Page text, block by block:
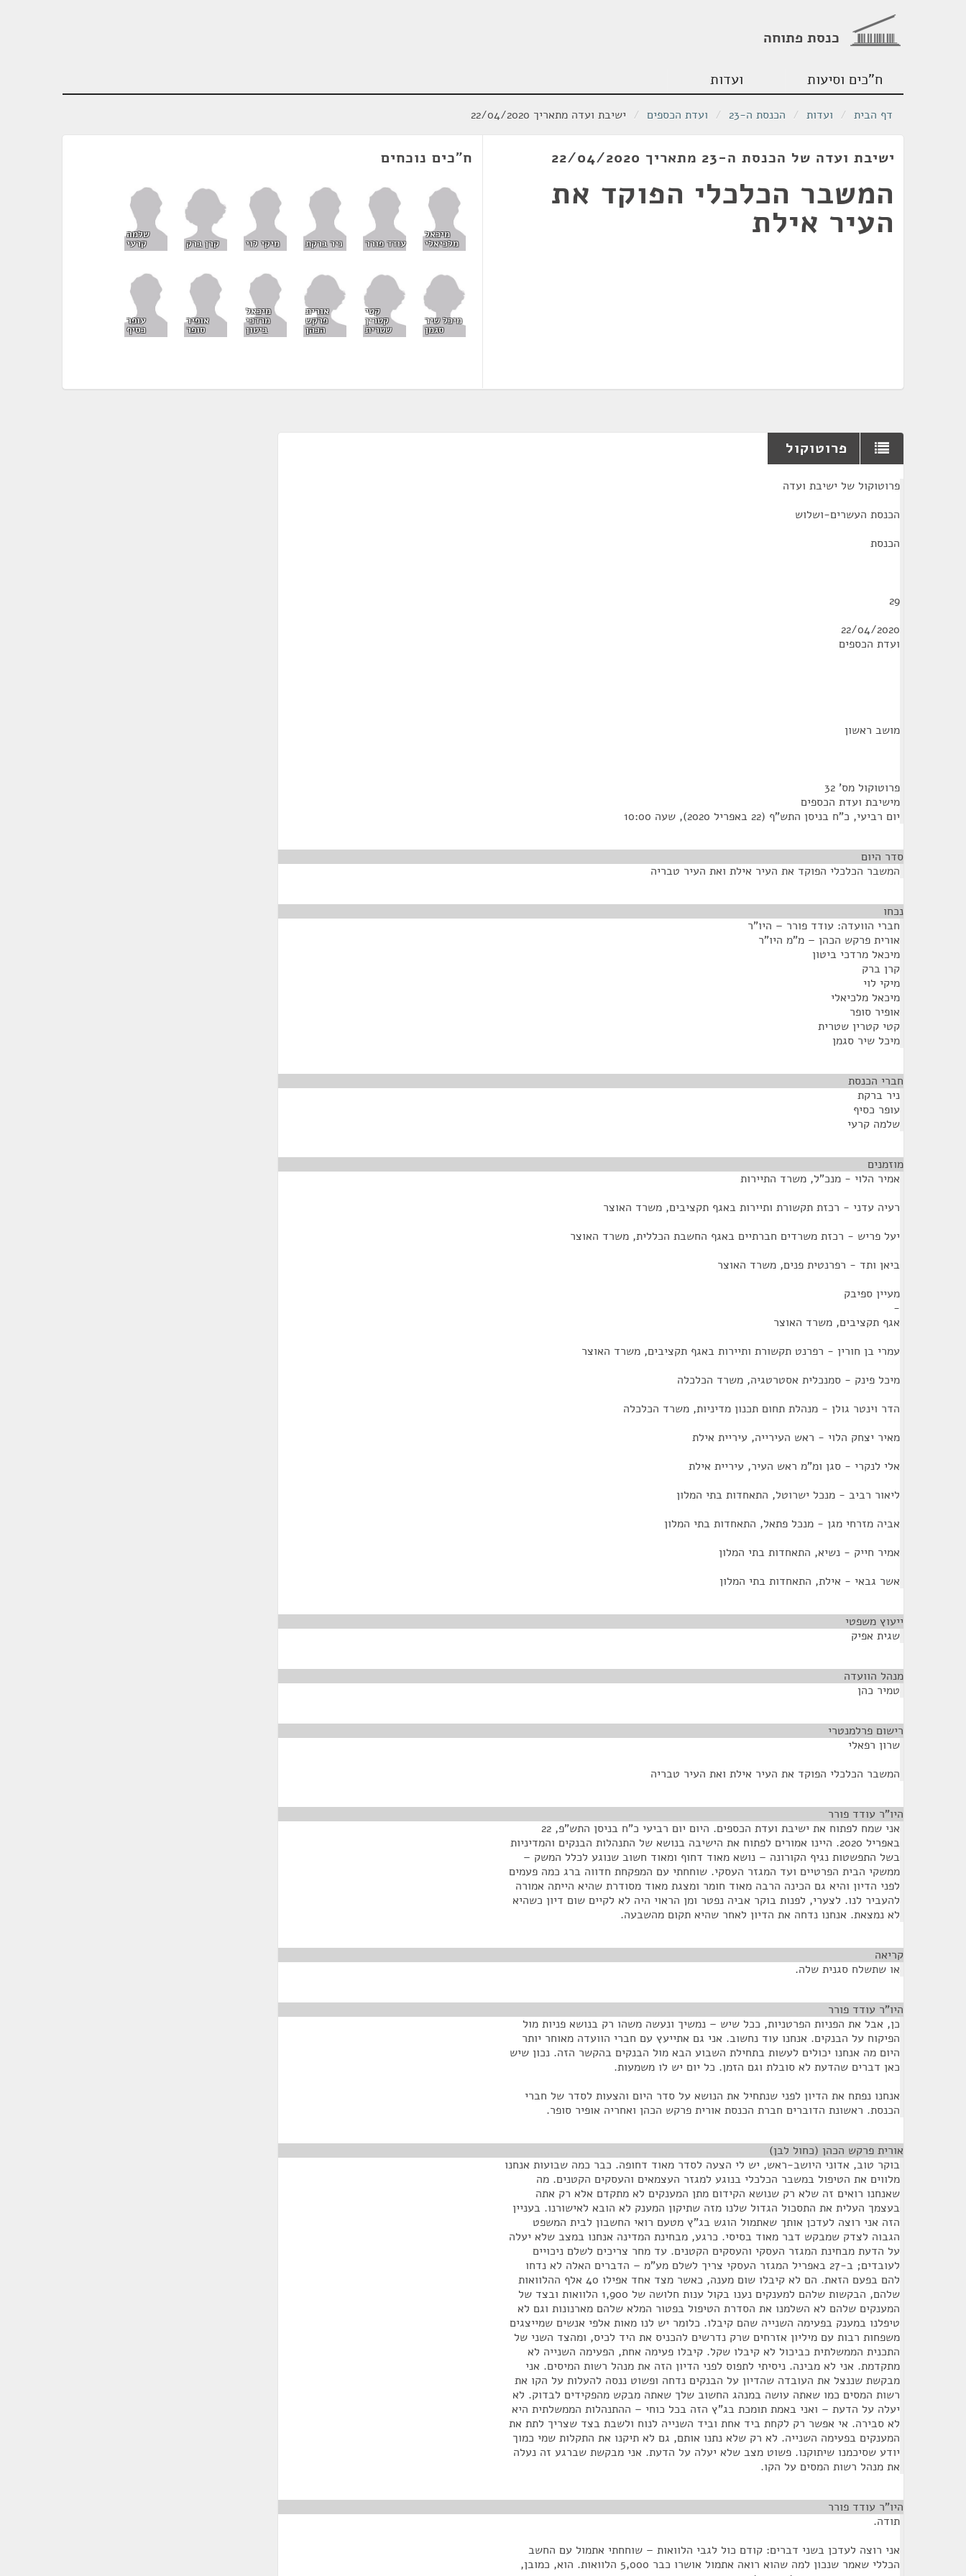
כנסת פתוחה
ח"כים וסיעות ועדות
דף הבית / ועדות / הכנסת ה-23 / ועדת הכספים / ישיבת ועדה מתאריך 22/04/2020
ישיבת ועדה של הכנסת ה-23 מתאריך 22/04/2020
המשבר הכלכלי הפוקד את
העיר אילת
ח"כים נוכחים
מיכאל
מלכיאלי עודד פורר ניר ברקת מיקי לוי קרן ברק
שלמה
קרעי
מיכל שיר
סגמן
קטי
קטרין
שטרית
אורית
פרקש
הכהן
מיכאל
מרדכי
ביטון
אופיר
סופר
עופר
כסיף
פרוטוקול
פרוטוקול של ישיבת ועדה
הכנסת העשרים-ושלוש
הכנסת
29
22/04/2020
ועדת הכספים
מושב ראשון
פרוטוקול מס' 32
מישיבת ועדת הכספים
יום רביעי, כ"ח בניסן התש"ף (22 באפריל 2020), שעה 10:00
סדר היום
המשבר הכלכלי הפוקד את העיר אילת ואת העיר טבריה
נכחו
חברי הוועדה: עודד פורר – היו"ר
אורית פרקש הכהן – מ"מ היו"ר
מיכאל מרדכי ביטון
קרן ברק
מיקי לוי
מיכאל מלכיאלי
אופיר סופר
קטי קטרין שטרית
מיכל שיר סגמן
חברי הכנסת
ניר ברקת
עופר כסיף
שלמה קרעי
מוזמנים
אמיר הלוי - מנכ"ל, משרד התיירות
רעיה עדני - רכזת תקשורת ותיירות באגף תקציבים, משרד האוצר
יעל פריש - רכזת משרדים חברתיים באגף החשבת הכללית, משרד האוצר
ביאן ותד - רפרנטית פנים, משרד האוצר
מעיין ספיבק
-
אגף תקציבים, משרד האוצר
עמרי בן חורין - רפרנט תקשורת ותיירות באגף תקציבים, משרד האוצר
מיכל פינק - סמנכלית אסטרטגיה, משרד הכלכלה
הדר וינטר גולן - מנהלת תחום תכנון מדיניות, משרד הכלכלה
מאיר יצחק הלוי - ראש העירייה, עיריית אילת
אלי לנקרי - סגן ומ"מ ראש העיר, עיריית אילת
ליאור רביב - מנכל ישרוטל, התאחדות בתי המלון
אביה מזרחי מגן - מנכל פתאל, התאחדות בתי המלון
אמיר חייק - נשיא, התאחדות בתי המלון
אשר גבאי - אילת, התאחדות בתי המלון
ייעוץ משפטי
שגית אפיק
מנהל הוועדה
טמיר כהן
רישום פרלמנטרי
שרון רפאלי
המשבר הכלכלי הפוקד את העיר אילת ואת העיר טבריה
היו"ר עודד פורר
אני שמח לפתוח את ישיבת ועדת הכספים. היום יום רביעי כ"ח בניסן התש"פ, 22
באפריל 2020. היינו אמורים לפתוח את הישיבה בנושא של התנהלות הבנקים והמדיניות
בשל התפשטות נגיף הקורונה – נושא מאוד דחוף ומאוד חשוב שנוגע לכלל המשק –
ממשקי הבית הפרטיים ועד המגזר העסקי. שוחחתי עם המפקחת חדווה ברג כמה פעמים
לפני הדיון והיא גם הכינה הרבה מאוד חומר ומצגת מאוד מסודרת שהיא הייתה אמורה
להעביר לנו. לצערי, לפנות בוקר אביה נפטר ומן הראוי היה לא לקיים שום דיון כשהיא
לא נמצאת. אנחנו נדחה את הדיון לאחר שהיא תקום מהשבעה.
קריאה
או שתשלח סגנית שלה.
היו"ר עודד פורר
כן, אבל את הפניות הפרטניות, ככל שיש – נמשיך ונעשה משהו רק בנושא פניות מול
הפיקוח על הבנקים. אנחנו עוד נחשוב. אני גם אתייעץ עם חברי הוועדה מאוחר יותר
היום מה אנחנו יכולים לעשות בתחילת השבוע הבא מול הבנקים בהקשר הזה. נכון שיש
כאן דברים שהדעת לא סובלת וגם הזמן. כל יום יש לו משמעות.
אנחנו נפתח את הדיון לפני שנתחיל את הנושא על סדר היום והצעות לסדר של חברי
הכנסת. ראשונת הדוברים חברת הכנסת אורית פרקש הכהן ואחריה אופיר סופר.
אורית פרקש הכהן (כחול לבן)
בוקר טוב, אדוני היושב-ראש, יש לי הצעה לסדר מאוד דחופה. כבר כמה שבועות אנחנו
מלווים את הטיפול במשבר הכלכלי בנוגע למגזר העצמאים והעסקים הקטנים. מה
שאנחנו רואים זה שלא רק שנושא הקידום מתן המענקים לא מתקדם אלא רק אתה
בעצמך העלית את התסכול הגדול שלנו מזה שתיקון המענק לא הובא לאישורנו. בעניין
הזה אני רוצה לעדכן אותך שאתמול הוגש בג"ץ מטעם רואי החשבון לבית המשפט
הגבוה לצדק שמבקש דבר מאוד בסיסי. כרגע, מבחינת המדינה אנחנו במצב שלא יעלה
על הדעת מבחינת המגזר העסקי והעסקים הקטנים. עד מחר צריכים לשלם ניכויים
לעובדים; ב-27 באפריל המגזר העסקי צריך לשלם מע"מ – הדברים האלה לא נדחו
להם בפעם הזאת. הם לא קיבלו שום מענה, כאשר מצד אחד אפילו 40 אלף ההלוואות
שלהם, הבקשות שלהם למענקים נענו בקול ענות חלושה של 1,900 הלוואות ובצד של
המענקים שלהם לא השלמנו את הסדרת הטיפול בפטור המלא שלהם מארנונות וגם לא
טיפלנו במענק בפעימה השנייה שהם קיבלו. כלומר יש לנו מאות אלפי אנשים שמייצגים
משפחות רבות עם מיליון אזרחים שרק נדרשים להכניס את היד לכיס, ומהצד השני של
התכנית הממשלתית כביכול לא קיבלו שקל. קיבלו פעימה אחת, הפעימה השנייה לא
מתקדמת. אני לא מבינה. ניסיתי לתפוס לפני הדיון הזה את מנהל רשות המיסים. אני
מבקשת שננצל את העובדה שהדיון על הבנקים נדחה ופשוט ננסה להעלות על הקו את
רשות המסים כמו שאתה עושה במנהג החשוב שלך שאתה מבקש מהפקידים לבדוק. לא
יעלה על הדעת – ואני באמת תומכת בג"ץ הזה בכל כוחי – ההתנהלות הממשלתית היא
לא סבירה. אי אפשר רק לקחת ביד אחת וביד השנייה לנוח ולשבת בצד שצריך לתת את
המענקים בפעימה השנייה. לא רק שלא נתנו אותם, גם לא תיקנו את התקלות שמי כמוך
יודע שסיכמנו שיתוקנו. פשוט מצב שלא יעלה על הדעת. אני מבקשת שברגע זה נעלה
את מנהל רשות המסים על הקו.
היו"ר עודד פורר
תודה.
אני רוצה לעדכן בשני דברים: קודם כול לגבי הלוואות – שוחחתי אתמול עם החשב
הכללי שאמר שנכון למה שהוא רואה אתמול אושרו כבר 5,000 הלוואות. הוא, כמובן,